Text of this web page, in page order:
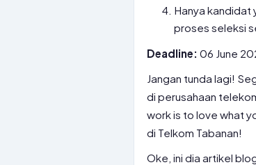
Hanya kandidat
proses seleksi
Deadline: 06 June
Jangan tunda lagi!
di perusahaan
work is to love what
di Telkom Tabanan!
Oke, ini dia artikel